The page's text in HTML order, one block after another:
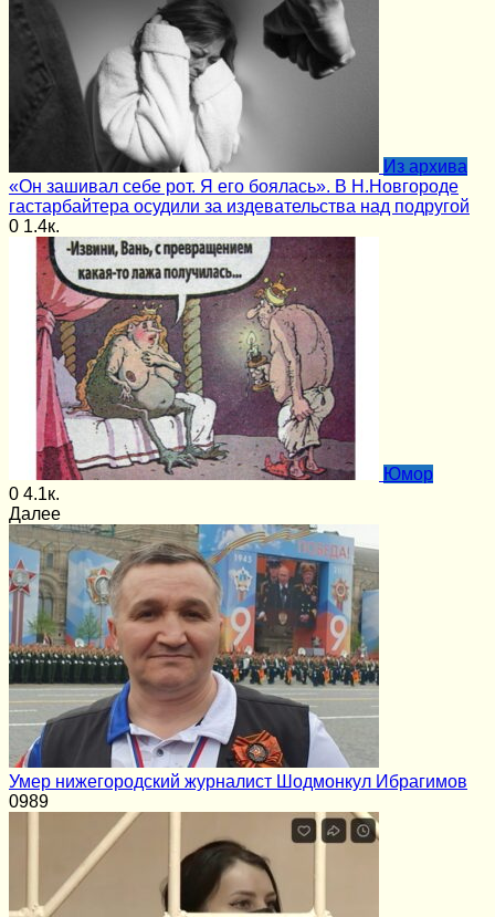
Из архива
«Он зашивал себе рот. Я его боялась». В Н.Новгороде
гастарбайтера осудили за издевательства над подругой
0 1.4к.
Юмор
0 4.1к.
Далее
Умер нижегородский журналист Шодмонкул Ибрагимов
0989